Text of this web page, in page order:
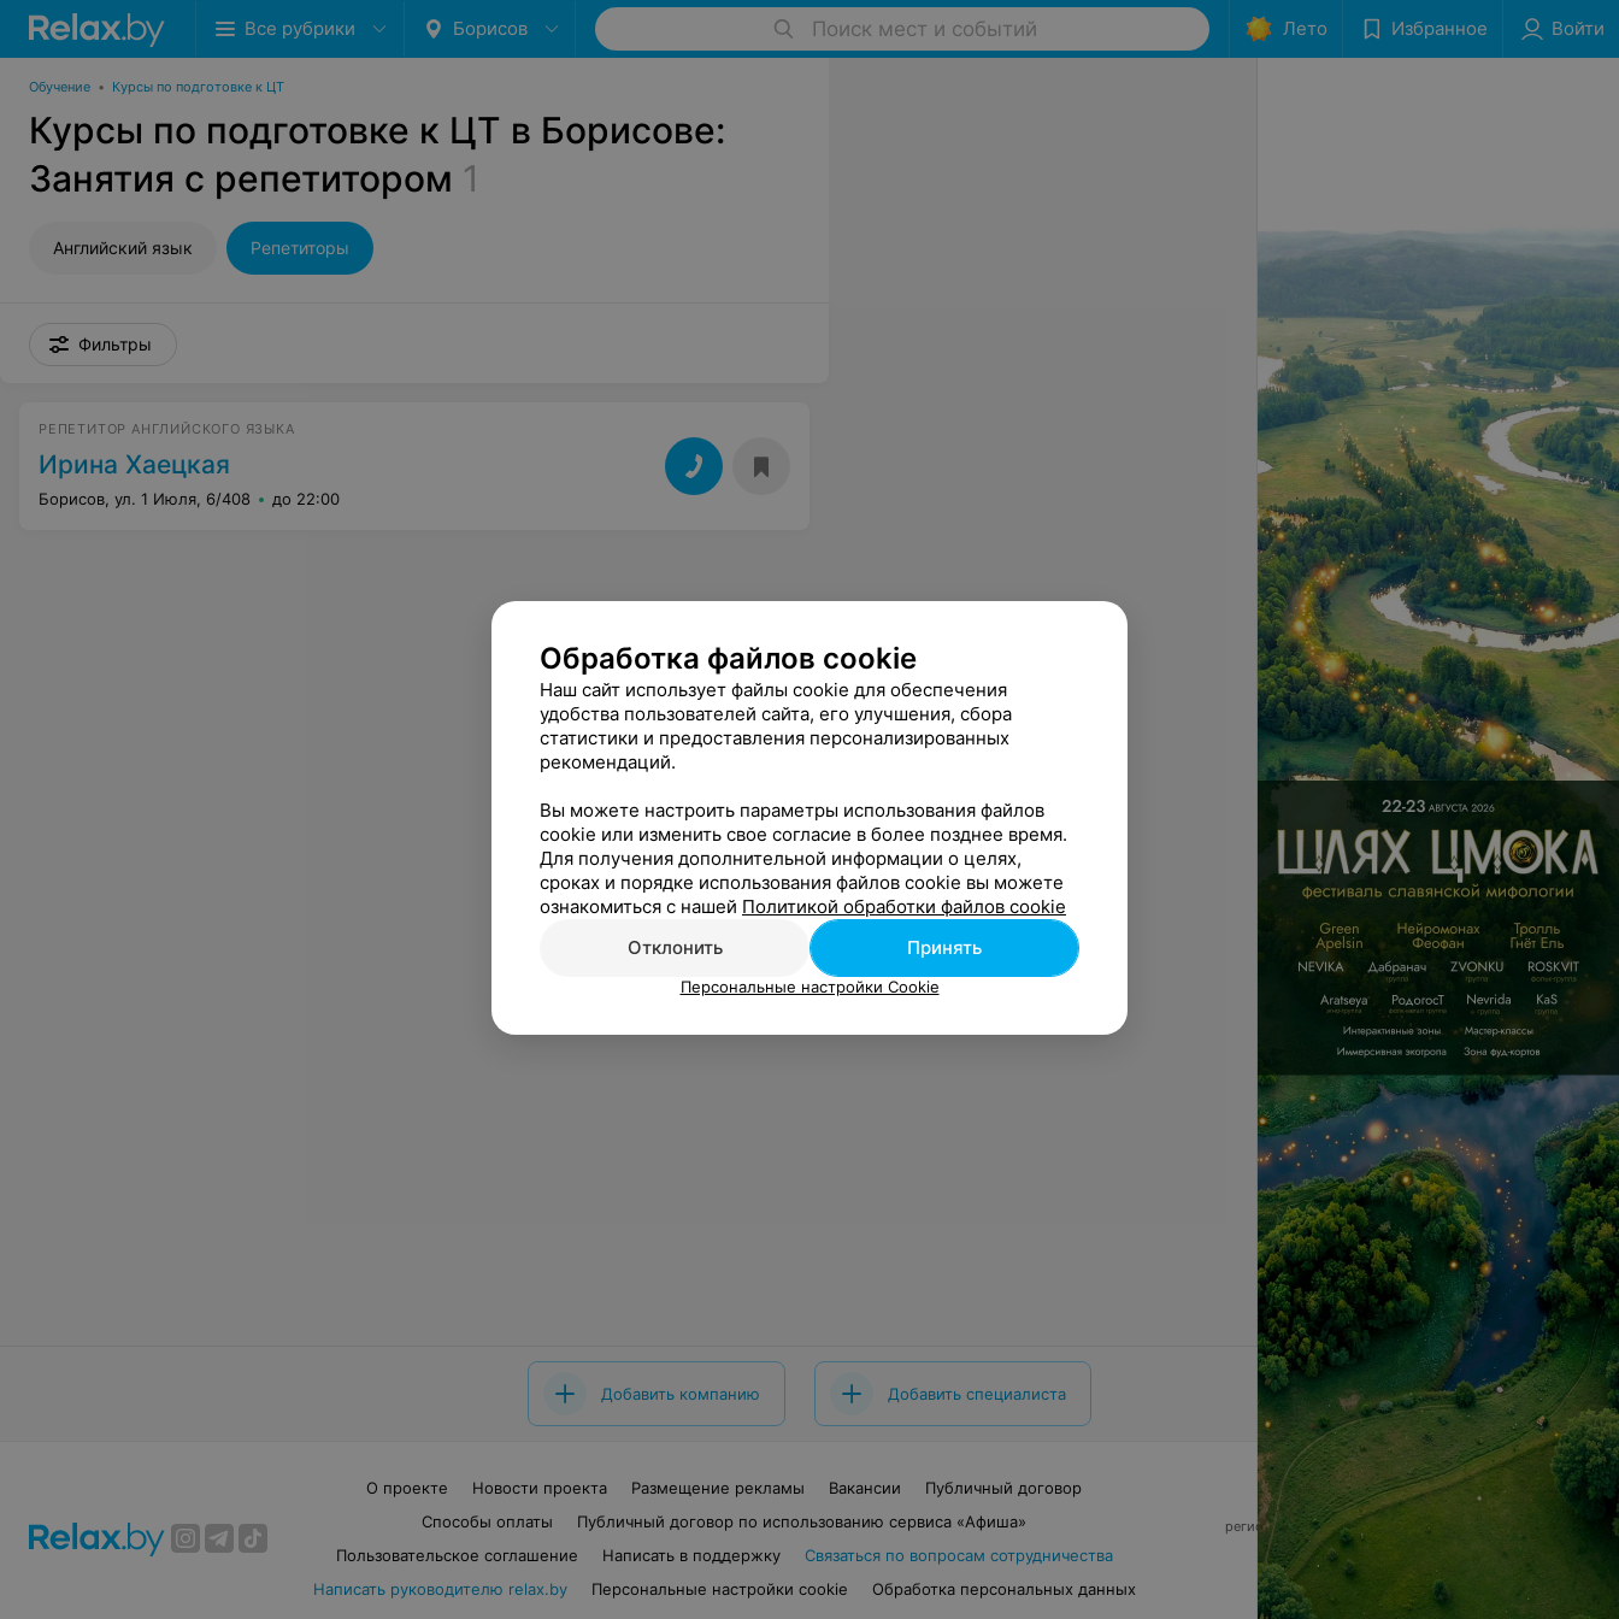
Все рубрики Борисов Поиск мест и событий Лето Избранное Войти
Обучение • Курсы по подготовке к ЦТ
Курсы по подготовке к ЦТ в Борисове:
Занятия с репетитором 1
Английский язык Репетиторы
Фильтры
РЕПЕТИТОР АНГЛИЙСКОГО ЯЗЫКА
Ирина Хаецкая
Борисов, ул. 1 Июля, 6/408 до 22:00
Добавить компанию Добавить специалиста
О проекте Новости проекта Размещение рекламы Вакансии
Публичный договор
Способы оплаты
Публичный договор по использованию сервиса «Афиша»
Пользовательское соглашение
Написать в поддержку
Связаться по вопросам сотрудничества
Написать руководителю relax.by
Персональные настройки cookie Обработка персональных данных
© 2026 ООО «Артокс Лаб», УНП 191700409,
регистрирующий орган - Минский горисполком
220012, Республика Беларусь, г. Минск,
улица Толбухина, 2, пом. 16 | info@relax.by
Обработка файлов cookie
Наш сайт использует файлы cookie для обеспечения
удобства пользователей сайта, его улучшения, сбора
статистики и предоставления персонализированных
рекомендаций.
Вы можете настроить параметры использования файлов
cookie или изменить свое согласие в более позднее время.
Для получения дополнительной информации о целях,
сроках и порядке использования файлов cookie вы можете
ознакомиться с нашей Политикой обработки файлов cookie
Отклонить
Принять
Персональные настройки Cookie